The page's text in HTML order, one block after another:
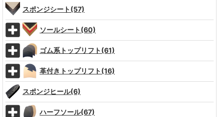
スポンジシート(57)
ソールシート(60)
ゴム系トップリフト(61)
革付きトップリフト(16)
スポンジヒール(6)
ハーフソール(67)